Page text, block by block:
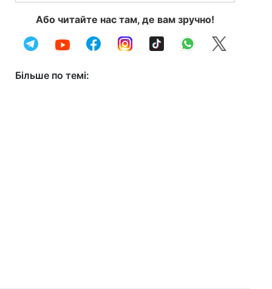
Або читайте нас там, де вам зручно!
Більше по темі: